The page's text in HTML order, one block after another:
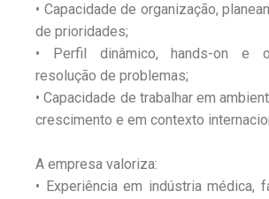
• Capacidade de organização,
de prioridades;
• Perfil dinâmico, hands-on e
resolução de problemas;
• Capacidade de trabalhar em
crescimento e em contexto
A empresa valoriza:
• Experiência em indústria médica,